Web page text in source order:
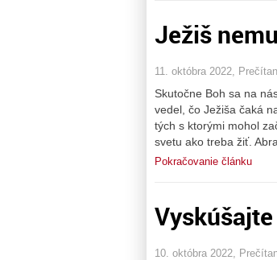
Ježiš
11. októbra 2022,
Skutočne Boh sa na
vedel, čo Ježiša čaká
tých s ktorými mohol
svetu ako treba žiť.
Pokračovanie článku
10. októbra 2022,